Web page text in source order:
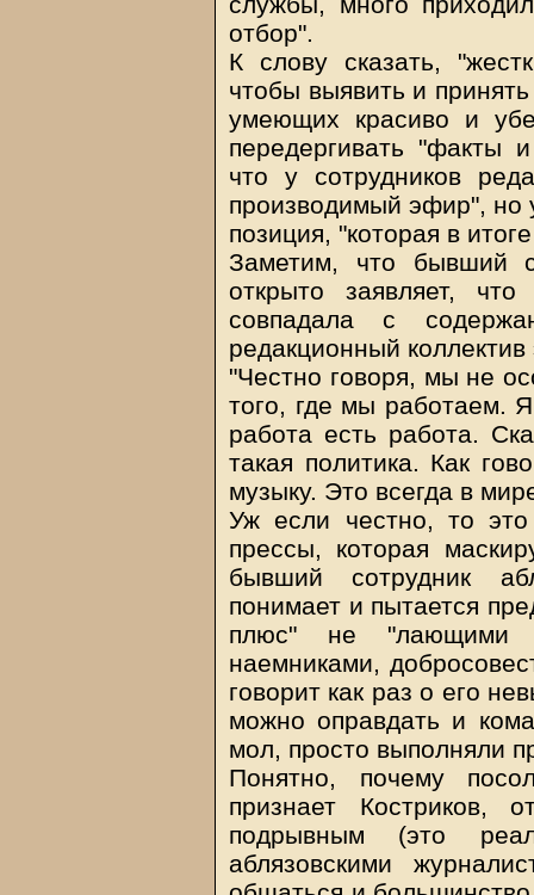
отбор".
К слову сказать,
чтобы выявить и
умеющих красиво и
передергивать "факты
что у сотрудников
производимый эфир", но
позиция, "которая в
Заметим, что бывший
открыто заявляет,
совпадала с
редакционный
"Честно говоря, мы не
того, где мы работаем.
работа есть работа.
такая политика. Как
музыку. Это всегда в
Уж если честно, то это
прессы, которая
бывший сотрудник
понимает и пытается
плюс" не "лающими
наемниками,
говорит как раз о его
можно оправдать и
мол, просто выполняли
Понятно, почему
признает Костриков,
подрывным (это
аблязовскими